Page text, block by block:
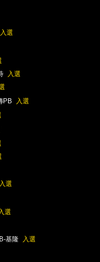
入選
入選
PB 入選
入選
選
基隆
入選